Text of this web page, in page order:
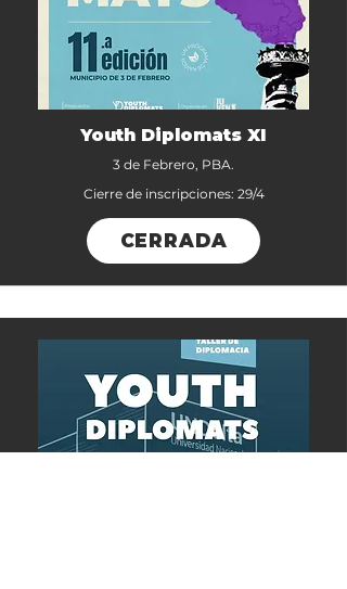
Youth Diplomats XI
3 de Febrero, PBA.
Cierre de inscripciones: 29/4
CERRADA